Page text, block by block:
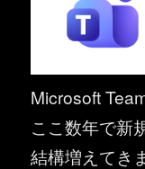
Microsoft
ここ数年で新
結構増えてき